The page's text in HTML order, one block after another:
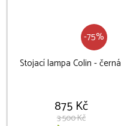
-75%
Stojací lampa Colin - černá
875 Kč
3 500 Kč